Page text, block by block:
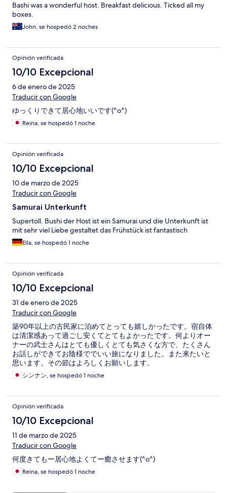
Bashi was a wonderful host. Breakfast delicious. Ticked all my
boxes.
John, se hospedó 2 noches
Opinión verificada
10/10 Excepcional
6 de enero de 2025
Traducir con Google
ゆっくりできて居心地いいです(^o^)
Reina, se hospedó 1 noche
Opinión verificada
10/10 Excepcional
10 de marzo de 2025
Traducir con Google
Samurai Unterkunft
Supertoll. Bushi der Host ist ein Samurai und die Unterkunft ist
mit sehr viel Liebe gestaltet das Frühstück ist fantastisch
Ella, se hospedó 1 noche
Opinión verificada
10/10 Excepcional
31 de enero de 2025
Traducir con Google
築90年以上の古民家に泊めてとっても嬉しかったです。宿自体
は清潔感あって過ごし安くてとてもよかったです。何よりオー
ナーの武士さんはとても優しくとても気さくな方で、たくさん
お話しができてお陰様ででいい旅になりました。また来たいと
思います。その節はよろしくお願いします。
シンナン, se hospedó 1 noche
Opinión verificada
10/10 Excepcional
11 de marzo de 2025
Traducir con Google
何度きてもー居心地よくてー癒させます(^o^)
Reina, se hospedó 1 noche